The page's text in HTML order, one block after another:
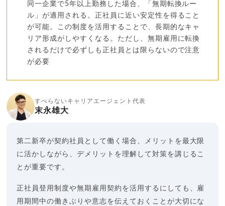
同一企業で5年以上勤務した場合、「無期転換ルー
ル」が適用される。正社員に近い安定性を得ること
が可能。この制度を活用することで、長期的なキャ
リア形成がしやすくなる。ただし、無期雇用に転換
されるだけで必ずしも正社員とは限らないので注意
が必要
すべらないキャリアエージェント代表
末永雄大
第二新卒が契約社員として働く場合、メリットを最大限
に活かしながら、デメリットを理解して対策を講じるこ
とが重要です。
正社員登用制度や無期雇用契約を活用するにしても、雇
用期間中の働きぶりや意志を伝えておくことが大切にな